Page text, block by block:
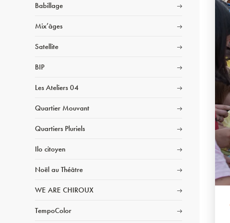
Babillage
Mix’âges
Satellite
BIP
Les Ateliers 04
Quartier Mouvant
Quartiers Pluriels
Ilo citoyen
Noël au Théâtre
WE ARE CHIROUX
TempoColor